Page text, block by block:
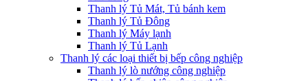
Thanh lý Tủ Mát, Tủ bánh kem
Thanh lý Tủ Đông
Thanh lý Máy lạnh
Thanh lý Tủ Lạnh
Thanh lý các loại thiết bị bếp công nghiệp
Thanh lý lò nướng công nghiệp